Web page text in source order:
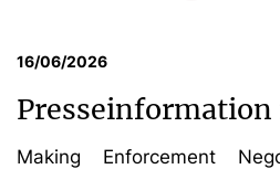
16/06/2026
Presseinformation
Making Enforcement